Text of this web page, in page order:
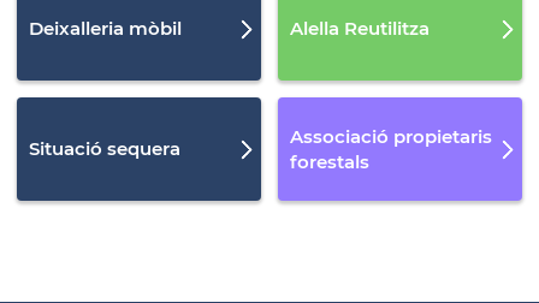
Deixalleria mòbil Alella Reutilitza
Situació sequera
Associació propietaris
forestals